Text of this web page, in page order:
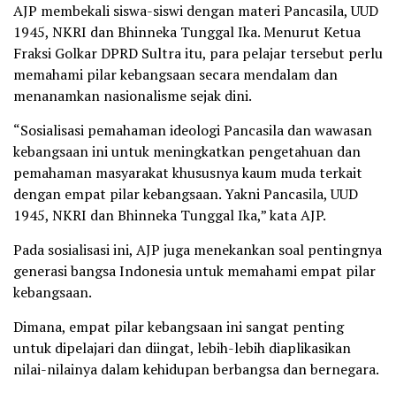
AJP membekali siswa-siswi dengan materi Pancasila, UUD
1945, NKRI dan Bhinneka Tunggal Ika. Menurut Ketua
Fraksi Golkar DPRD Sultra itu, para pelajar tersebut perlu
memahami pilar kebangsaan secara mendalam dan
menanamkan nasionalisme sejak dini.
“Sosialisasi pemahaman ideologi Pancasila dan wawasan
kebangsaan ini untuk meningkatkan pengetahuan dan
pemahaman masyarakat khususnya kaum muda terkait
dengan empat pilar kebangsaan. Yakni Pancasila, UUD
1945, NKRI dan Bhinneka Tunggal Ika,” kata AJP.
Pada sosialisasi ini, AJP juga menekankan soal pentingnya
generasi bangsa Indonesia untuk memahami empat pilar
kebangsaan.
Dimana, empat pilar kebangsaan ini sangat penting
untuk dipelajari dan diingat, lebih-lebih diaplikasikan
nilai-nilainya dalam kehidupan berbangsa dan bernegara.